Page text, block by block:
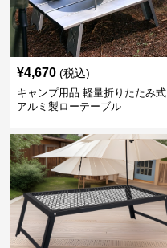
¥4,670 (税込)
キャンプ用品 軽量折りたたみ式
アルミ製ローテーブル